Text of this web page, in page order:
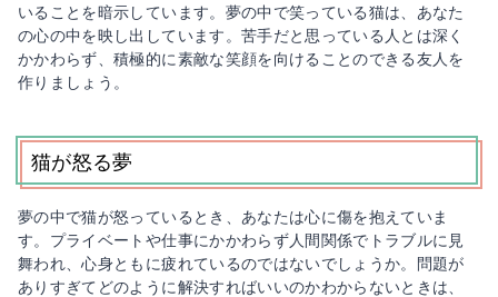
いることを暗示しています。夢の中で笑っている猫は、あなた
の心の中を映し出しています。苦手だと思っている人とは深く
かかわらず、積極的に素敵な笑顔を向けることのできる友人を
作りましょう。
猫が怒る夢
夢の中で猫が怒っているとき、あなたは心に傷を抱えていま
す。プライベートや仕事にかかわらず人間関係でトラブルに見
舞われ、心身ともに疲れているのではないでしょうか。問題が
ありすぎてどのように解決すればいいのかわからないときは、